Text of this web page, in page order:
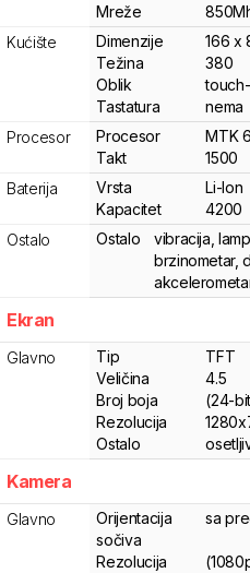
Mreže
Kućište
Dimenzije
166 x
Težina
380
Oblik
Tastatura
nema
Procesor
Procesor
MTK
Takt
1500
Baterija
Vrsta
Li-Ion
Kapacitet
4200
Ostalo
Ostalo
vibracija,
brzinometar,
Ekran
Glavno Tip
TFT
Veličina
4.5
Broj boja
(24-
Rezolucija
Ostalo
Kamera
Glavno
Orijentacija
sočiva
sa
Rezolucija